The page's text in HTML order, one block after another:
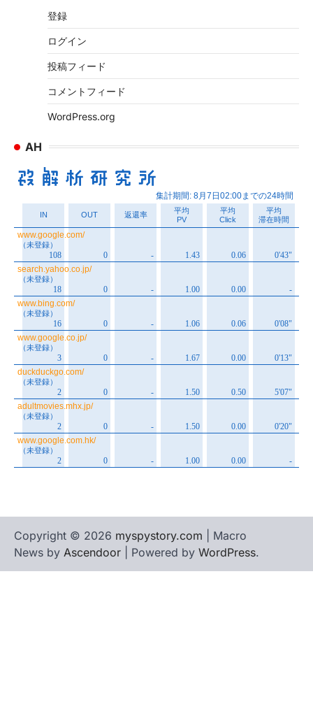
登録
ログイン
投稿フィード
コメントフィード
WordPress.org
AH
Copyright © 2026 myspystory.com | Macro
News by Ascendoor | Powered by WordPress.